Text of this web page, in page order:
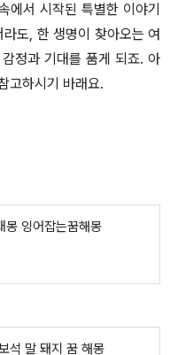
에서 시작된 특별한 이야기
도, 한 생명이 찾아오는 여
정과 기대를 품게 되죠. 아
고하시기 바래요.
몽 잉어잡는꿈해몽
석 말 돼지 꿈 해몽